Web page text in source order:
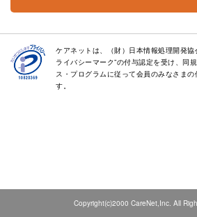
ケアネットは、（財）日本情報処理開発
ライバシーマーク”の付与認定を受け、同
ス・プログラムに従って会員のみなさま
す。
Copyright(c)2000 CareNet,Inc. All